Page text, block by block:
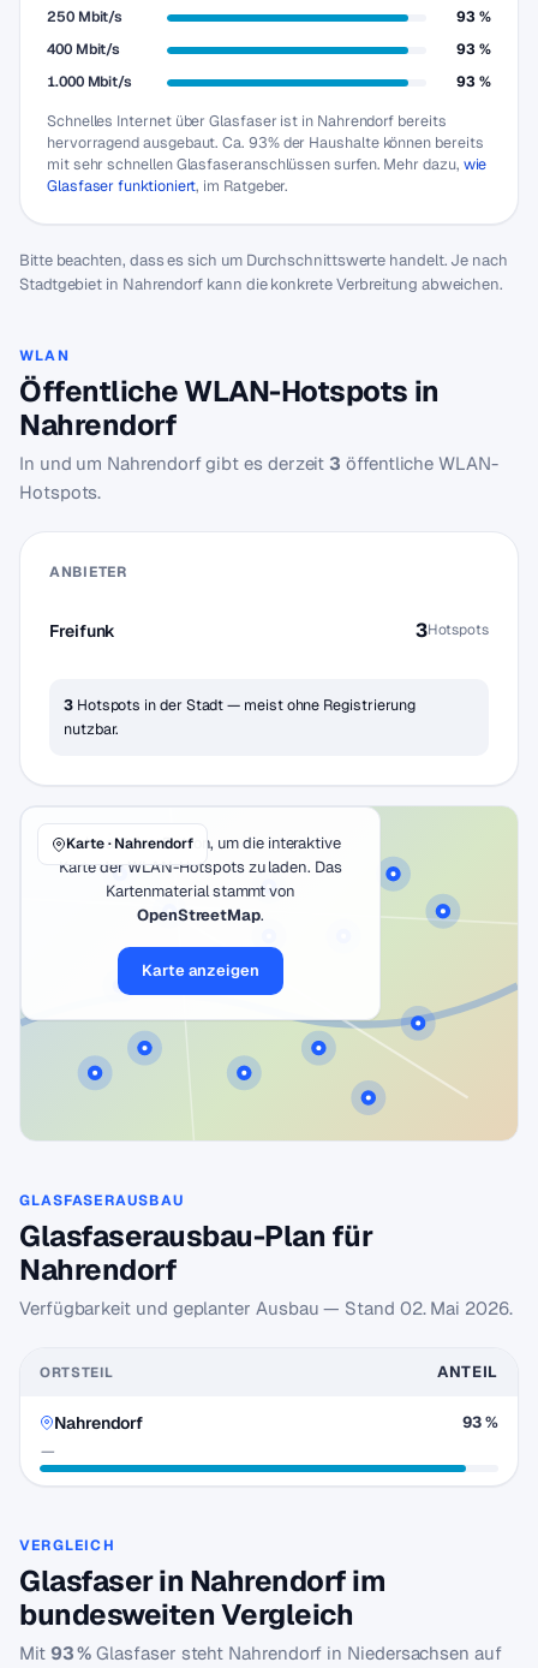
250 Mbit/s
93 %
400 Mbit/s
93 %
1.000 Mbit/s
93 %
Schnelles Internet über Glasfaser ist in Nahrendorf bereits
hervorragend ausgebaut. Ca. 93% der Haushalte können bereits
mit sehr schnellen Glasfaseranschlüssen surfen. Mehr dazu, wie
Glasfaser funktioniert, im Ratgeber.
Bitte beachten, dass es sich um Durchschnittswerte handelt. Je nach
Stadtgebiet in Nahrendorf kann die konkrete Verbreitung abweichen.
WLAN
Öffentliche WLAN-Hotspots in
Nahrendorf
In und um Nahrendorf gibt es derzeit3 öffentliche WLAN-
Hotspots.
ANBIETER
Freifunk 3Hotspots
3Hotspots in der Stadt — meist ohne Registrierung
nutzbar.
Klicke auf den Button, um die interaktive
Karte der WLAN-Hotspots zu laden. Das
Kartenmaterial stammt von
OpenStreetMap.
Karte anzeigen
Karte · Nahrendorf
GLASFASERAUSBAU
Glasfaserausbau-Plan für
Nahrendorf
Verfügbarkeit und geplanter Ausbau — Stand 02. Mai 2026.
ORTSTEIL ANTEIL
Nahrendorf
—
93 %
VERGLEICH
Glasfaser in Nahrendorf im
bundesweiten Vergleich
Mit 93 % Glasfaser steht Nahrendorf in Niedersachsen auf